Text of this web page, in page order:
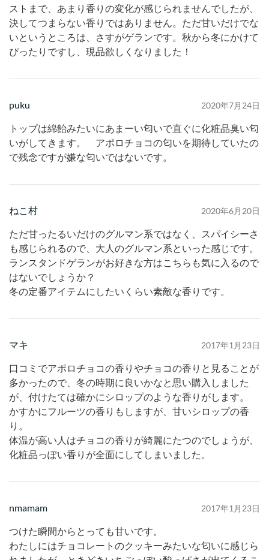
ストまで、あまり香りの変化が感じられませんでしたが、
決してつまらない香りではありません。ただ甘いだけでな
いというところは、さすがゲランです。秋から冬にかけて
ぴったりですし、現品欲しくなりました！
puku 2020年7月24日
トップは綿飴みたいにあまーい匂いで直ぐに化粧品臭い匂
いがしてきます。 アポロチョコの匂いを期待していたの
で残念ですが嫌な匂いではないです。
ねこ村 2020年6月20日
ただ甘ったるいだけのグルマン系ではなく、スパイシーさ
も感じられるので、大人のグルマン系といった感じです。
ランスタンドゲランがお好きな方はこちらも気に入るので
はないでしょうか？
冬の定番アイテムにしたいくらい素敵な香りです。
マキ 2017年1月23日
口コミでアポロチョコの香りやチョコの香りと見ることが
多かったので、冬の時期に良いかなと思い購入しました
が、付けたては確かにシロップのような香りがします。
かすかにフルーツの香りもしますが、甘いシロップの香
り。
体温が高い人はチョコの香りが綺麗にたつのでしょうが、
化粧品っぽい香りが全面にしてしまいました。
nmamam 2017年1月23日
つけた瞬間からとっても甘いです。
わたしにはチョコレートのクッキーみたいな匂いに感じら